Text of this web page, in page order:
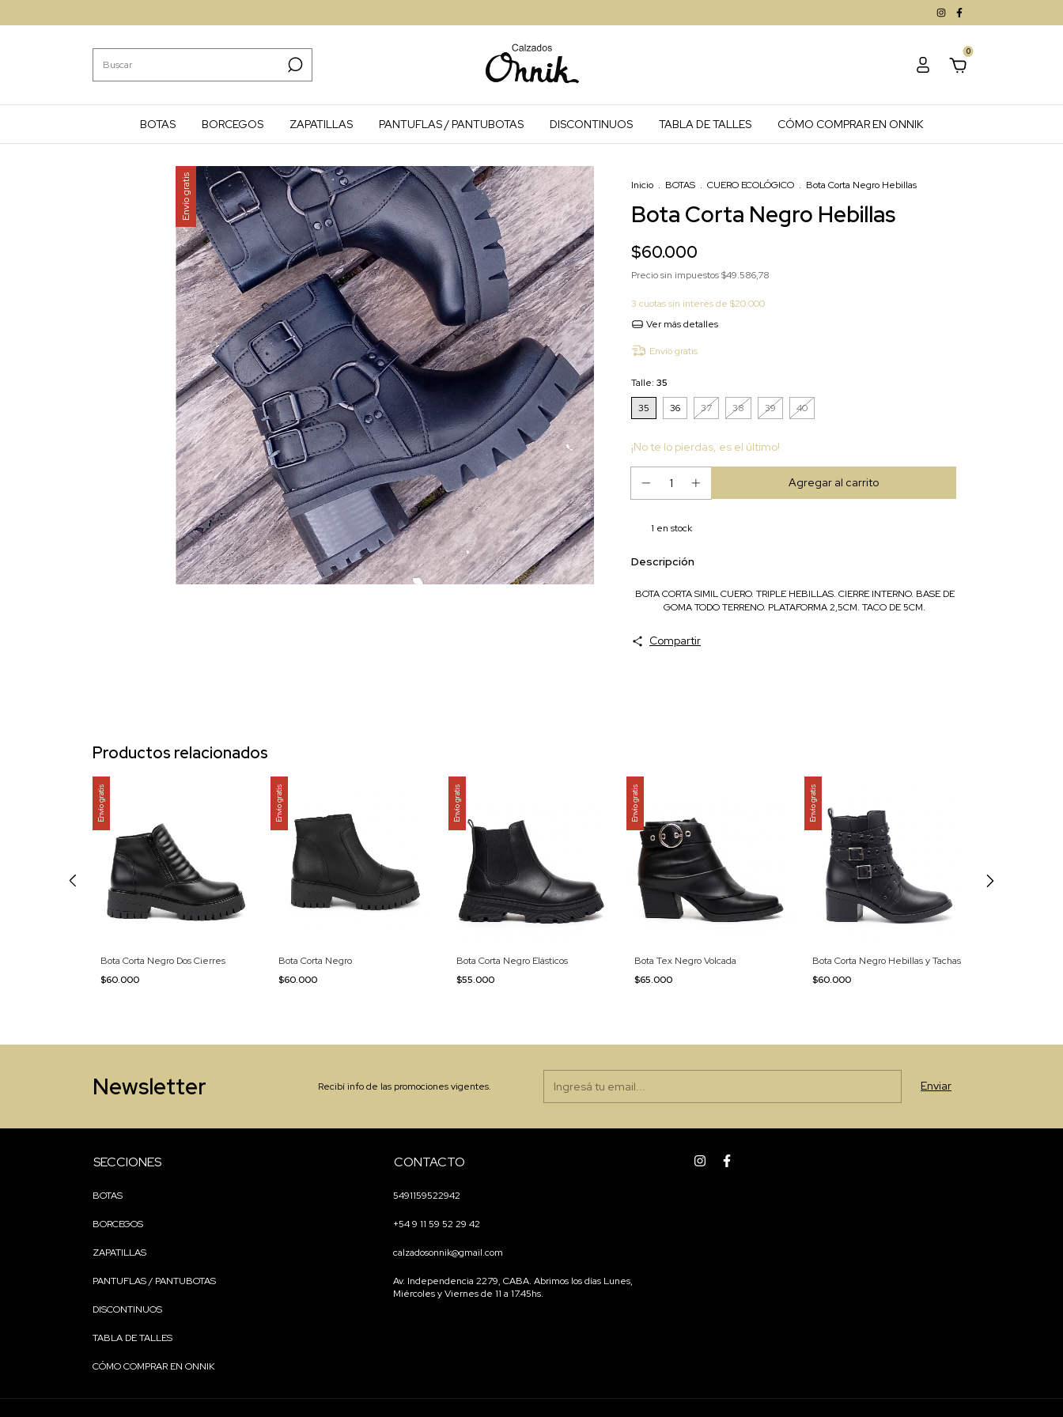
0
BOTAS BORCEGOS ZAPATILLAS PANTUFLAS / PANTUBOTAS DISCONTINUOS TABLA DE TALLES CÓMO COMPRAR EN ONNIK
Envío gratis Inicio . BOTAS . CUERO ECOLÓGICO . Bota Corta Negro Hebillas
Bota Corta Negro Hebillas
$60.000
Precio sin impuestos$49.586,78
3 cuotas sin interés de $20.000
Ver más detalles
Envío gratis
Talle: 35
35
36 37 38 39 40
¡No te lo pierdas, es el último!
1 en stock
Descripción
BOTA CORTA SIMIL CUERO. TRIPLE HEBILLAS. CIERRE INTERNO. BASE DE
GOMA TODO TERRENO. PLATAFORMA 2,5CM. TACO DE 5CM.
Compartir
Productos relacionados
Envío gratis
Bota Corta Negro Dos Cierres
$60.000
Envío gratis
Bota Corta Negro
$60.000
Envío gratis
Bota Corta Negro Elásticos
$55.000
Envío gratis
Bota Tex Negro Volcada
$65.000
Envío gratis
Bota Corta Negro Hebillas y Tachas
$60.000
Newsletter Recibí info de las promociones vigentes.
SECCIONES
BOTAS
BORCEGOS
ZAPATILLAS
PANTUFLAS / PANTUBOTAS
DISCONTINUOS
TABLA DE TALLES
CÓMO COMPRAR EN ONNIK
CONTACTO
5491159522942
+54 9 11 59 52 29 42
calzadosonnik@gmail.com
Av. Independencia 2279, CABA. Abrimos los días Lunes,
Miércoles y Viernes de 11 a 17.45hs.